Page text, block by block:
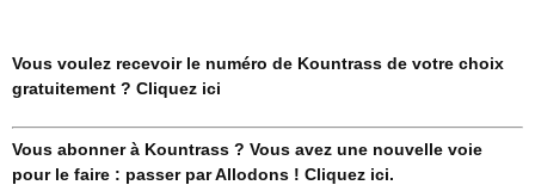
Vous voulez recevoir le numéro de Kountrass de votre choix
gratuitement ? Cliquez ici
Vous abonner à Kountrass ? Vous avez une nouvelle voie
pour le faire : passer par Allodons ! Cliquez ici.